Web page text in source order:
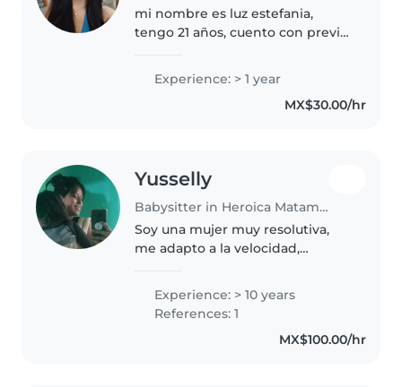
mi nombre es luz estefania,
tengo 21 años, cuento con previa
y de edad primaria, me gusta
mucho trabajar con ellos y
realizar actividades divertidas,..
Experience: > 1 year
MX$30.00/hr
Yusselly
Babysitter in Heroica Matamoros
Soy una mujer muy resolutiva,
me adapto a la velocidad,
inconveniente, me es fácil
solucionar. Me gusta crear
Experience: > 10 years
References: 1
MX$100.00/hr